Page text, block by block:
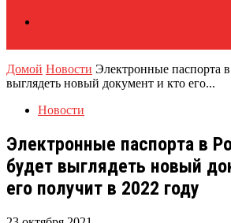
Домой Новости Электронные паспорта
выглядеть новый документ и кто его...
Новости
Электронные паспорта в
будет выглядеть новый
его получит в 2022 году